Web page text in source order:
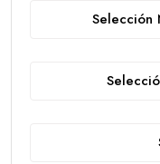
Selección